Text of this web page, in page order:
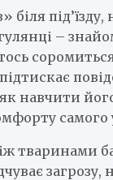
біля
–
навчити
тваринами